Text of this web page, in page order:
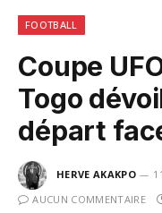
FOOTBALL
Coupe
Togo
départ
HERVE AKAKPO
AUCUN COMMENTAIRE